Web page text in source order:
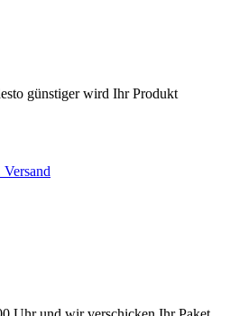
günstiger wird Ihr Produkt
Versand